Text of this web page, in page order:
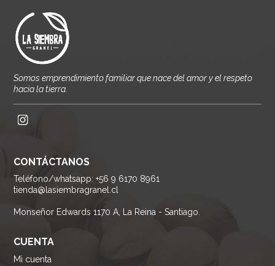
Somos emprendimiento familiar que nace del amor y el respeto
hacia la tierra.
CONTÁCTANOS
Teléfono/whatsapp: +56 9 6170 8961
tienda@lasiembragranel.cl
Monseñor Edwards 1170 A, La Reina - Santiago.
CUENTA
Mi cuenta